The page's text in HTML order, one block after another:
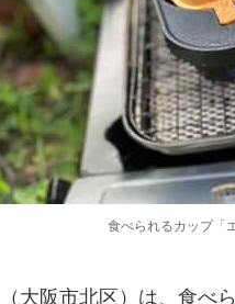
食べられるカップ「
大阪市北区）は、食べ